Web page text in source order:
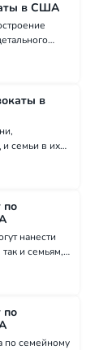
в США
как ваши
в
семьи в их
семьи,
по
нанести
и семьям,
как
по
по семейному